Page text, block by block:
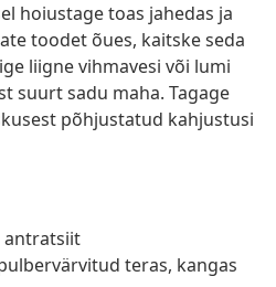
hoiustage toas jahedas ja
toodet õues, kaitske seda
liigne vihmavesi või lumi
suurt sadu maha. Tagage
põhjustatud kahjustusi
antratsiit
teras, kangas